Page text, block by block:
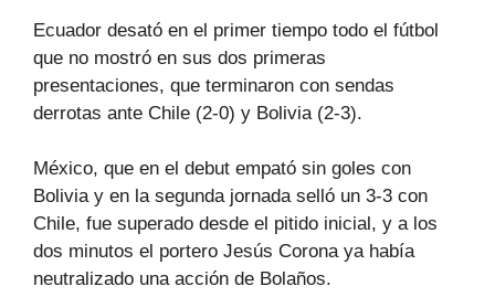
Ecuador desató en el primer tiempo todo el fútbol
que no mostró en sus dos primeras
presentaciones, que terminaron con sendas
derrotas ante Chile (2-0) y Bolivia (2-3).
México, que en el debut empató sin goles con
Bolivia y en la segunda jornada selló un 3-3 con
Chile, fue superado desde el pitido inicial, y a los
dos minutos el portero Jesús Corona ya había
neutralizado una acción de Bolaños.